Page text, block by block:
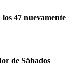
47 nuevamente
de Sábados